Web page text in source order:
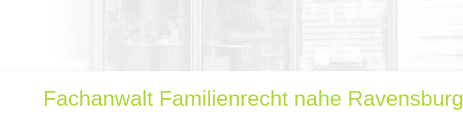
Fachanwalt Familienrecht nahe Ravensburg